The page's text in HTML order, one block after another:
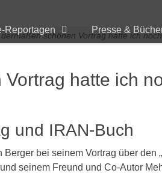
Reportagen Presse &
dermaßen schönen Vortrag hatte ich
hatte ich
und IRAN-Buch
bei seinem Vortrag über den
seinem Freund und Co-Autor